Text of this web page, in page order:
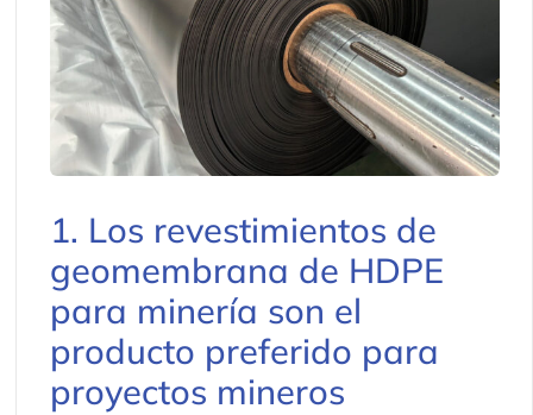
1. Los revestimientos de
geomembrana de HDPE
para minería son el
producto preferido para
proyectos mineros